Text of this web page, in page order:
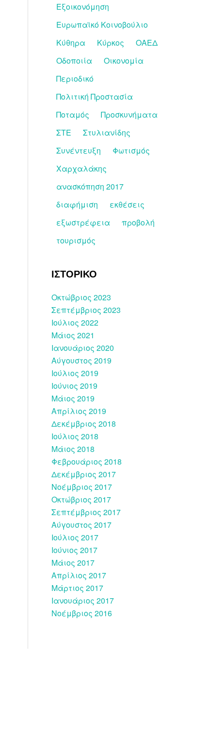
Εξοικονόμηση
Ευρωπαϊκό Κοινοβούλιο
Κύθηρα
Κύρκος
ΟΑΕΔ
Οδοποιία
Οικονομία
Περιοδικό
Πολιτική Προστασία
Ποταμός
Προσκυνήματα
ΣΤΕ
Στυλιανίδης
Συνέντευξη
Φωτισμός
Χαρχαλάκης
ανασκόπηση 2017
διαφήμιση
εκθέσεις
εξωστρέφεια
προβολή
τουρισμός
ΙΣΤΟΡΙΚΟ
Οκτώβριος 2023
Σεπτέμβριος 2023
Ιούλιος 2022
Μάιος 2021
Ιανουάριος 2020
Αύγουστος 2019
Ιούλιος 2019
Ιούνιος 2019
Μάιος 2019
Απρίλιος 2019
Δεκέμβριος 2018
Ιούλιος 2018
Μάιος 2018
Φεβρουάριος 2018
Δεκέμβριος 2017
Νοέμβριος 2017
Οκτώβριος 2017
Σεπτέμβριος 2017
Αύγουστος 2017
Ιούλιος 2017
Ιούνιος 2017
Μάιος 2017
Απρίλιος 2017
Μάρτιος 2017
Ιανουάριος 2017
Νοέμβριος 2016